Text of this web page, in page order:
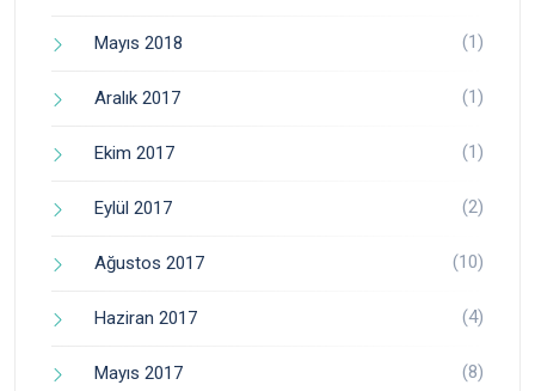
Mayıs 2018 (1)
Aralık 2017 (1)
Ekim 2017 (1)
Eylül 2017 (2)
Ağustos 2017 (10)
Haziran 2017 (4)
Mayıs 2017 (8)